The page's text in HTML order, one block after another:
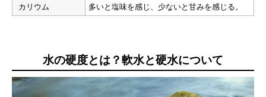
カリウム
多いと塩味を感じ、少ないと甘みを感じる。
水の硬度とは？軟水と硬水について